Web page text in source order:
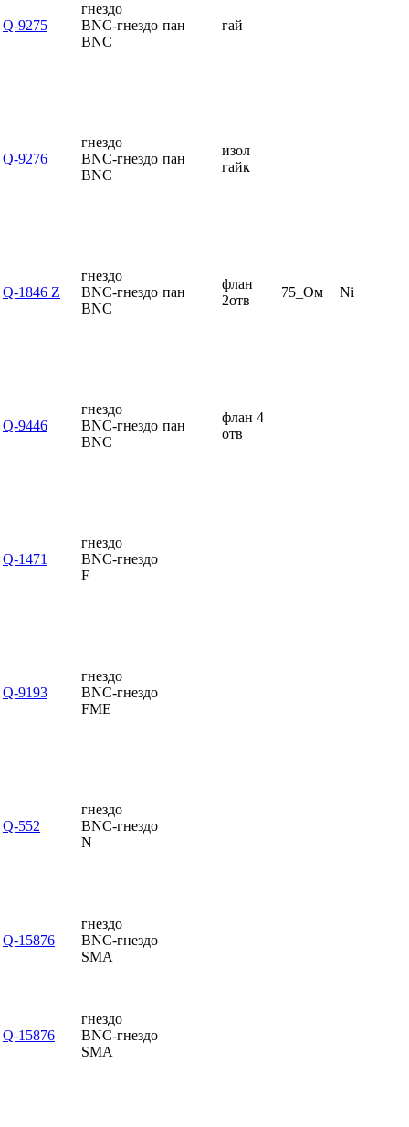
Q-9275
гнездо
BNC-гнездо
BNC
пан гай
Q-9276
гнездо
BNC-гнездо
BNC
пан
изол
гайк
Q-1846 Z
гнездо
BNC-гнездо
BNC
пан
флан
2отв
75_Ом Ni
Q-9446
гнездо
BNC-гнездо
BNC
пан
флан 4
отв
Q-1471
гнездо
BNC-гнездо
F
Q-9193
гнездо
BNC-гнездо
FME
Q-552
гнездо
BNC-гнездо
N
Q-15876
гнездо
BNC-гнездо
SMA
Q-15876
гнездо
BNC-гнездо
SMA